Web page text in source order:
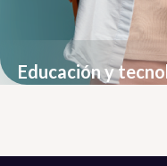
Educación y